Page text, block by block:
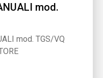
mod.
mod. TGS/VQ